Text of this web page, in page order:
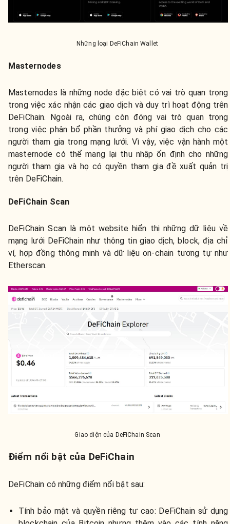
Những loại DeFiChain Wallet
Masternodes
Masternodes là những node đặc biệt có vai trò quan trọng
trong việc xác nhận các giao dịch và duy trì hoạt động trên
DeFiChain. Ngoài ra, chúng còn đóng vai trò quan trọng
trong việc phân bổ phần thưởng và phí giao dịch cho các
người tham gia trong mạng lưới. Vì vậy, việc vận hành một
masternode có thể mang lại thu nhập ổn định cho những
người tham gia và họ có quyền tham gia đề xuất quản trị
trên DeFiChain.
DeFiChain Scan
DeFiChain Scan là một website hiển thị những dữ liệu về
mạng lưới DeFiChain như thông tin giao dịch, block, địa chỉ
ví, hợp đồng thông minh và dữ liệu on-chain tương tự như
Etherscan.
Giao diện của DeFiChain Scan
Điểm nổi bật của DeFiChain
DeFiChain có những điểm nổi bật sau:
Tính bảo mật và quyền riêng tư cao: DeFiChain sử dụng